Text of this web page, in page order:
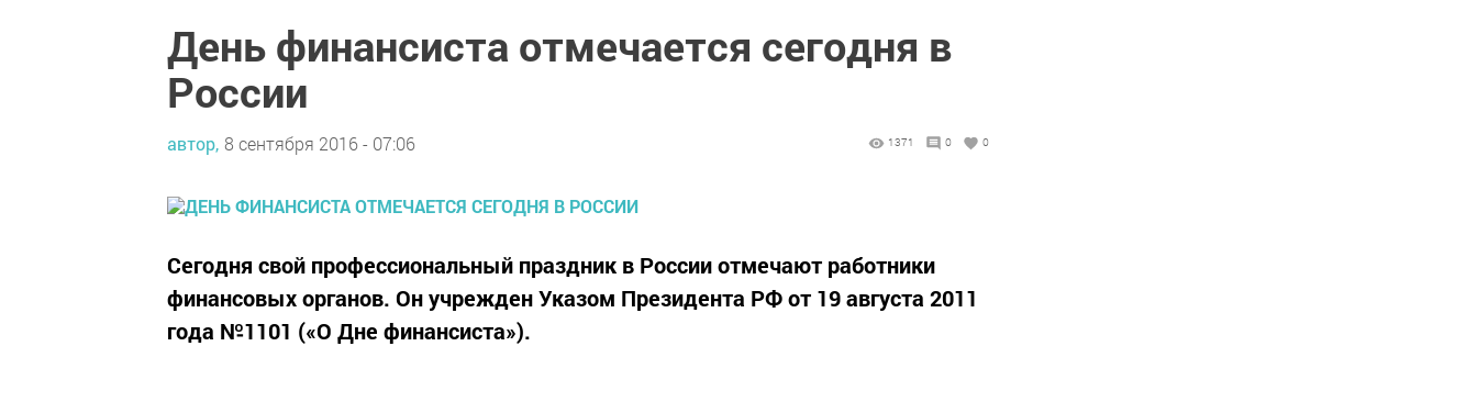
День финансиста отмечается сегодня в
России
автор, 8 сентября 2016 - 07:06 1371 0 0
Сегодня свой профессиональный праздник в России отмечают работники
финансовых органов. Он учрежден Указом Президента РФ от 19 августа 2011
года №1101 («О Дне финансиста»).